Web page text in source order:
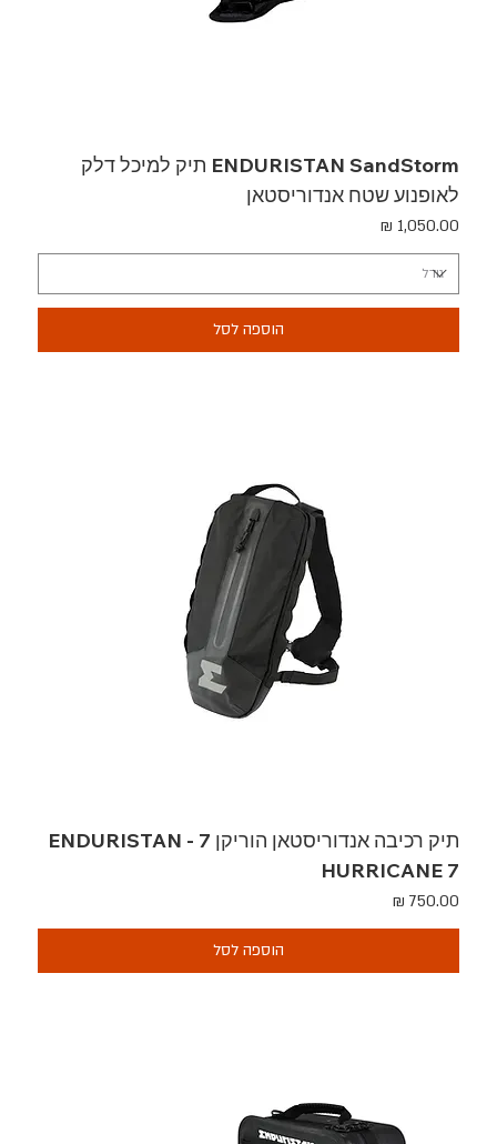
ENDURISTAN SandStorm תיק למיכל דלק
לאופנוע שטח אנדוריסטאן
מחיר
הוספה לסל
תיק רכיבה אנדוריסטאן הוריקן 7 - ENDURISTAN
HURRICANE 7
מחיר
הוספה לסל